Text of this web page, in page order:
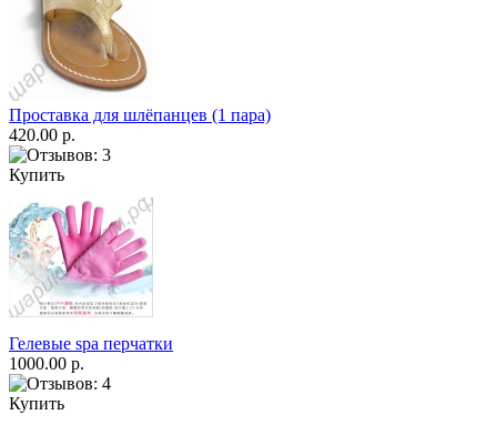
Проставка для шлёпанцев (1 пара)
420.00 р.
Купить
Гелевые spa перчатки
1000.00 р.
Купить